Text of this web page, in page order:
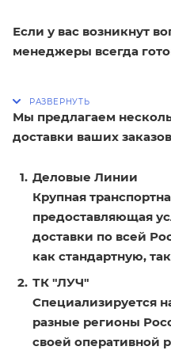
Если у вас возникнут
менеджеры всегда
Мы предлагаем
доставки ваших
Деловые Линии
Крупная
предоставляющая
доставки по всей
как стандартную,
ТК "ЛУЧ"
Специализируется
разные регионы
своей оперативной